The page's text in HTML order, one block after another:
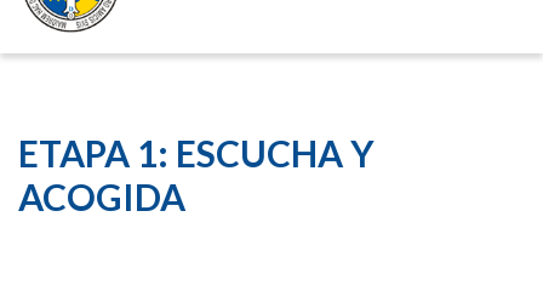
ETAPA 1: ESCUCHA Y
ACOGIDA